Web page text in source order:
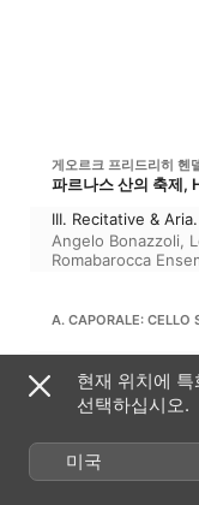
게오르크 프리드리히 헨
파르나스 산의 축제,
III. Recitative &
Angelo Bonazzoli,
Romabarocca
A. CAPORALE: CELLO
Lorenzo Tozzi,
Renato Criscuolo
Renato Criscuolo,
Romabarocca
현재 위치에
선택하십시오.
미국